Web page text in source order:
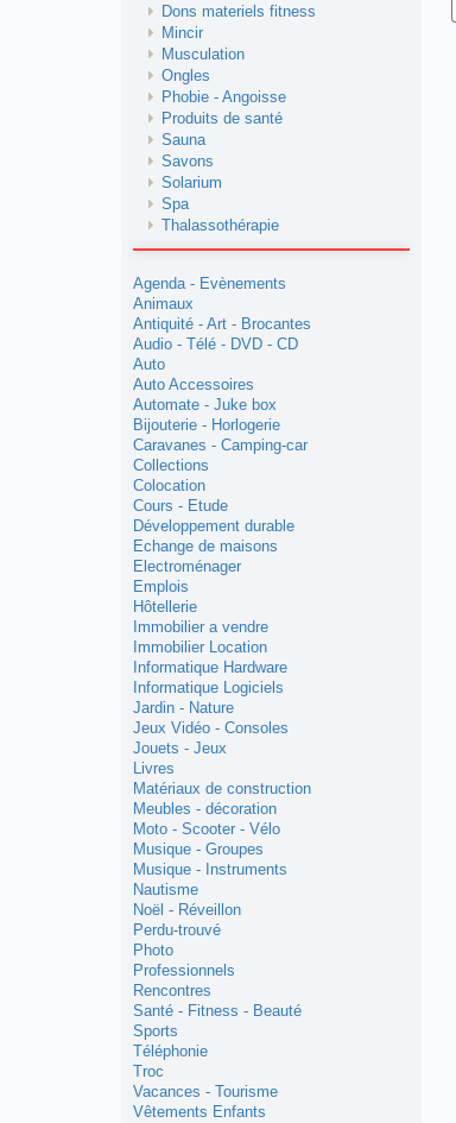
Dons materiels fitness
Mincir
Musculation
Ongles
Phobie - Angoisse
Produits de santé
Sauna
Savons
Solarium
Spa
Thalassothérapie
Agenda - Evènements
Animaux
Antiquité - Art - Brocantes
Audio - Télé - DVD - CD
Auto
Auto Accessoires
Automate - Juke box
Bijouterie - Horlogerie
Caravanes - Camping-car
Collections
Colocation
Cours - Etude
Développement durable
Echange de maisons
Electroménager
Emplois
Hôtellerie
Immobilier a vendre
Immobilier Location
Informatique Hardware
Informatique Logiciels
Jardin - Nature
Jeux Vidéo - Consoles
Jouets - Jeux
Livres
Matériaux de construction
Meubles - décoration
Moto - Scooter - Vélo
Musique - Groupes
Musique - Instruments
Nautisme
Noël - Réveillon
Perdu-trouvé
Photo
Professionnels
Rencontres
Santé - Fitness - Beauté
Sports
Téléphonie
Troc
Vacances - Tourisme
Vêtements Enfants